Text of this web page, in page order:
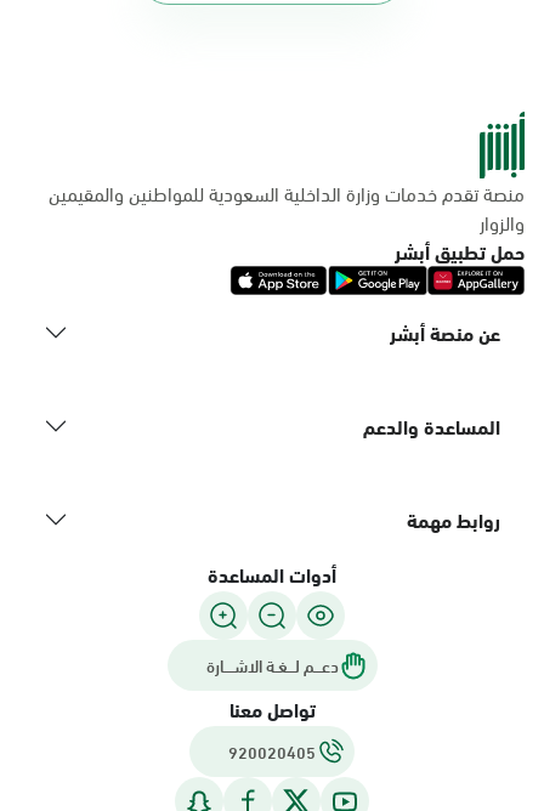
منصة تقدم خدمات وزارة الداخلية السعودية للمواطنين والمقيمين
والزوار
حمل تطبيق أبشر
عن منصة أبشر
المساعدة والدعم
روابط مهمة
أدوات المساعدة
دعـــم لـــغـة الاشــــارة
تواصل معنا
920020405